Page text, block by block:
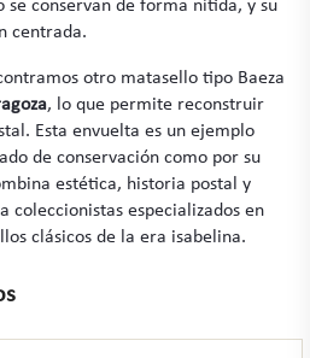
conservan de forma nítida, y su
centrada.
otro matasello tipo Baeza
, lo que permite reconstruir
Esta envuelta es un ejemplo
de conservación como por su
estética, historia postal y
especializados en
clásicos de la era isabelina.